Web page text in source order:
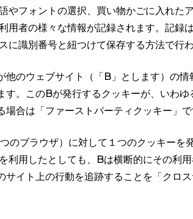
フォントの選択、買い物かごに入れたア
用者の様々な情報が記録されます。記録
識別番号と紐つけて保存する方法で行わ
のウェブサイト（「B」とします）の情
。このBが発行するクッキーが、いわゆ
合は「ファーストパーティクッキー」で
のブラウザ）に対して１つのクッキーを
利用したとしても、Bは横断的にその利
イト上の行動を追跡することを「クロス